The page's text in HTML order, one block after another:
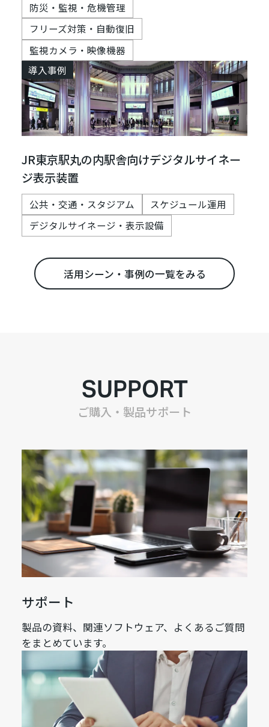
防災・監視・危機管理
フリーズ対策・自動復旧
監視カメラ・映像機器
導入事例
JR東京駅丸の内駅舎向けデジタルサイネー
ジ表示装置
公共・交通・スタジアム
スケジュール運用
デジタルサイネージ・表示設備
活用シーン・事例の一覧をみる
SUPPORT
ご購入・製品サポート
サポート
製品の資料、関連ソフトウェア、よくあるご質問
をまとめています。